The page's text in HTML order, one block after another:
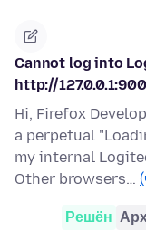
Cannot log into
http://
Hi, Firefox
a perpetual
my internal
Other browsers…
Решён